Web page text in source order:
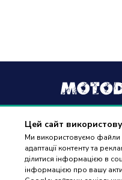
Цей сайт
Ми використовуємо файли
адаптації контенту та
ділитися інформацією в
інформацією про вашу
+38
дзвінки